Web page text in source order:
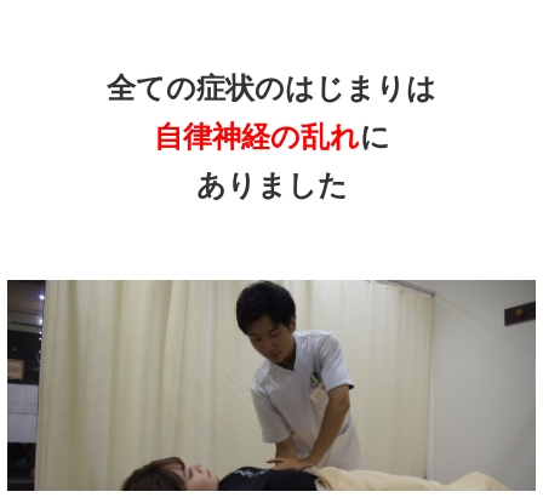
全ての症状のはじまりは
自律神経の乱れに
ありました